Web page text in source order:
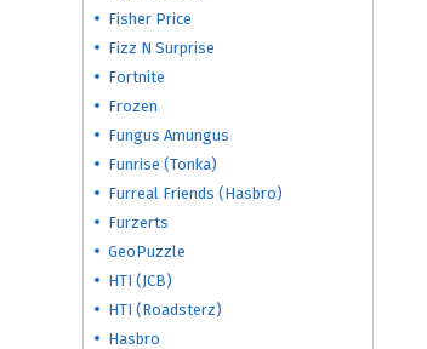
Fisher Price
Fizz N Surprise
Fortnite
Frozen
Fungus Amungus
Funrise (Tonka)
Furreal Friends (Hasbro)
Furzerts
GeoPuzzle
HTI (JCB)
HTI (Roadsterz)
Hasbro